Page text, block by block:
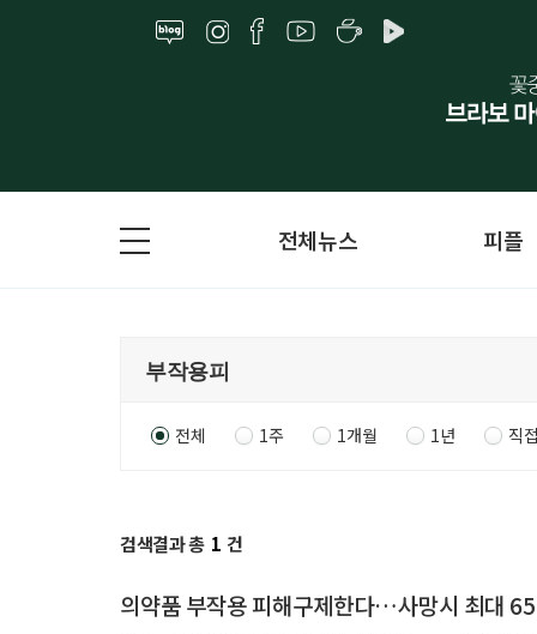
전체뉴스 피플
전체 1주 1개월 1년 직
검색결과 총 1 건
의약품 부작용 피해구제한다…사망시 최대